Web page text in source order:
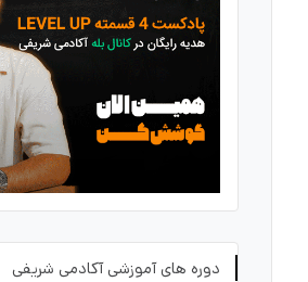
دوره های آموزشی آکادمی شریفی